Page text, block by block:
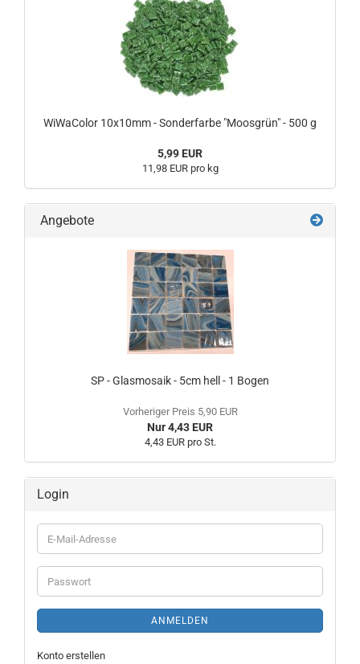
WiWaColor 10x10mm - Sonderfarbe "Moosgrün" - 500 g
5,99 EUR
11,98 EUR pro kg
Angebote
SP - Glasmosaik - 5cm hell - 1 Bogen
Vorheriger Preis 5,90 EUR
Nur 4,43 EUR
4,43 EUR pro St.
Login
E-
Mail-
Adresse
Passwort
ANMELDEN
Konto erstellen